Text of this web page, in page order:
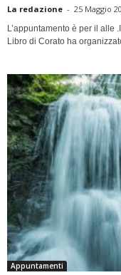
La redazione - 25 Maggio
L’appuntamento è per il alle
Libro di Corato ha
Appuntamenti